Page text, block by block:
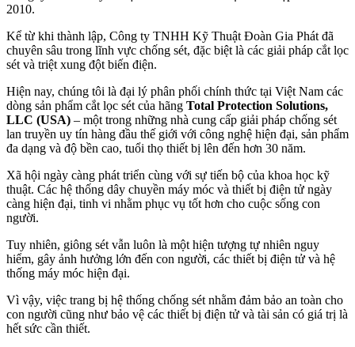
2010.
Kể từ khi thành lập, Công ty TNHH Kỹ Thuật Đoàn Gia Phát đã
chuyên sâu trong lĩnh vực chống sét, đặc biệt là các giải pháp cắt lọc
sét và triệt xung đột biến điện.
Hiện nay, chúng tôi là đại lý phân phối chính thức tại Việt Nam các
dòng sản phẩm cắt lọc sét của hãng Total Protection Solutions,
LLC (USA) – một trong những nhà cung cấp giải pháp chống sét
lan truyền uy tín hàng đầu thế giới với công nghệ hiện đại, sản phẩm
đa dạng và độ bền cao, tuổi thọ thiết bị lên đến hơn 30 năm.
Xã hội ngày càng phát triển cùng với sự tiến bộ của khoa học kỹ
thuật. Các hệ thống dây chuyền máy móc và thiết bị điện tử ngày
càng hiện đại, tinh vi nhằm phục vụ tốt hơn cho cuộc sống con
người.
Tuy nhiên, giông sét vẫn luôn là một hiện tượng tự nhiên nguy
hiểm, gây ảnh hưởng lớn đến con người, các thiết bị điện tử và hệ
thống máy móc hiện đại.
Vì vậy, việc trang bị hệ thống chống sét nhằm đảm bảo an toàn cho
con người cũng như bảo vệ các thiết bị điện tử và tài sản có giá trị là
hết sức cần thiết.